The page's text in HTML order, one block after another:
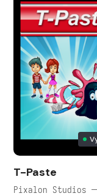
T-Paste
Pixalon Studios